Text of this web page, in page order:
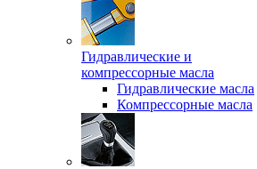
Гидравлические и
компрессорные масла
Гидравлические масла
Компрессорные масла